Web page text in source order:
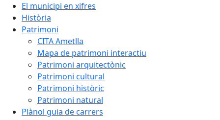
El municipi en xifres
Història
Patrimoni
CITA Ametlla
Mapa de patrimoni interactiu
Patrimoni arquitectònic
Patrimoni cultural
Patrimoni històric
Patrimoni natural
Plànol guia de carrers